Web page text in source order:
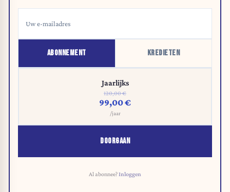
ABONNEMENT KREDIETEN
Jaarlijks
120,00 €
99,00 €
/jaar
DOORGAAN
Al abonnee?Inloggen